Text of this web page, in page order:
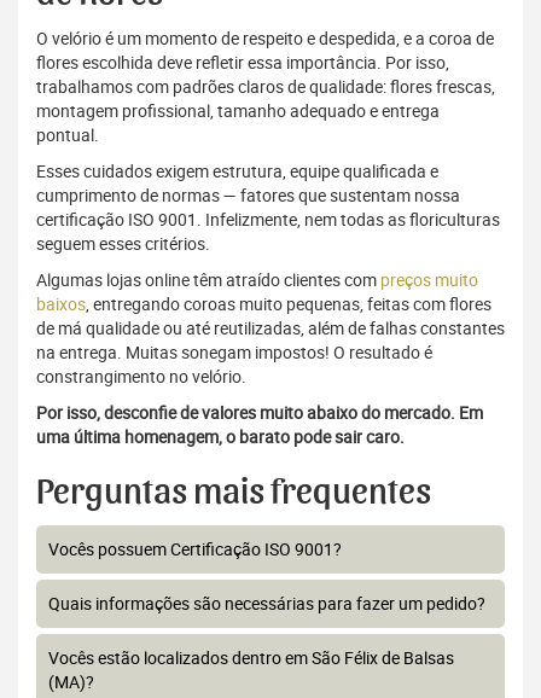
O velório é um momento de respeito e despedida, e a coroa de
flores escolhida deve refletir essa importância. Por isso,
trabalhamos com padrões claros de qualidade: flores frescas,
montagem profissional, tamanho adequado e entrega
pontual.
Esses cuidados exigem estrutura, equipe qualificada e
cumprimento de normas — fatores que sustentam nossa
certificação ISO 9001. Infelizmente, nem todas as floriculturas
seguem esses critérios.
Algumas lojas online têm atraído clientes com preços muito
baixos, entregando coroas muito pequenas, feitas com flores
de má qualidade ou até reutilizadas, além de falhas constantes
na entrega. Muitas sonegam impostos! O resultado é
constrangimento no velório.
Por isso, desconfie de valores muito abaixo do mercado. Em
uma última homenagem, o barato pode sair caro.
Perguntas mais frequentes
Vocês possuem Certificação ISO 9001?
Quais informações são necessárias para fazer um pedido?
Vocês estão localizados dentro em São Félix de Balsas
(MA)?